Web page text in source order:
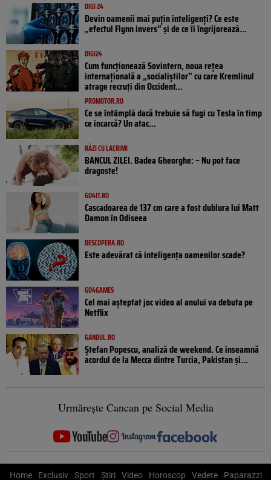
DIGI 24
Devin oamenii mai puțin inteligenți? Ce este
„efectul Flynn invers” și de ce îi îngrijorează...
DIGI24
Cum funcționează Sovintern, noua rețea
internațională a „socialiștilor” cu care Kremlinul
atrage recruți din Occident...
PROMOTOR.RO
Ce se întâmplă dacă trebuie să fugi cu Tesla în timp
ce încarcă? Un atac...
RÂZI CU LACRIMI
BANCUL ZILEI. Badea Gheorghe: – Nu pot face
dragoste!
GO4IT.RO
Cascadoarea de 137 cm care a fost dublura lui Matt
Damon în Odiseea
DESCOPERA.RO
Este adevărat că inteligența oamenilor scade?
GO4GAMES
Cel mai așteptat joc video al anului va debuta pe
Netflix
GANDUL.RO
Ștefan Popescu, analiză de weekend. Ce înseamnă
acordul de la Mecca dintre Turcia, Pakistan şi...
Urmărește Cancan pe Social Media
Home Exclusiv Sport Știri Video Horoscop Vedete Paparazzi